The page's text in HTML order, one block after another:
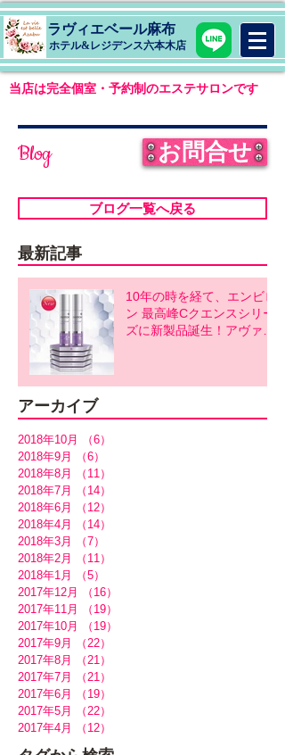
ラヴィエベール麻布
​ホテル&レジデンス六本木店
当店は完全個室・予約制のエステサロンです
Blog お問合せ
ブログ一覧へ戻る
最新記事
10年の時を経て、エンビロ
ン 最高峰Cクエンスシリー
ズに新製品誕生！アヴァン
アーカイブ
2018年10月 （6）
2018年9月
（6）
2018年8月
（11）
2018年7月
（14）
2018年6月
（12）
2018年4月
（14）
2018年3月
（7）
2018年2月
（11）
2018年1月
（5）
2017年12月
（16）
2017年11月
（19）
2017年10月
（19）
2017年9月
（22）
2017年8月
（21）
2017年7月
（21）
2017年6月
（19）
2017年5月
（22）
2017年4月
（12）